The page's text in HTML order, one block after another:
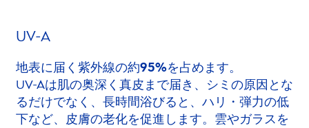
UV-A
地表に届く紫外線の約95%を占めます。
UV-Aは肌の奥深く真皮まで届き、シミの原因とな
るだけでなく、長時間浴びると、ハリ・弾力の低
下など、皮膚の老化を促進します。雲やガラスを